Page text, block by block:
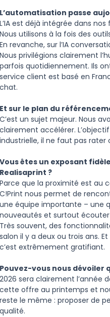
L’automatisation passe
L’IA est déjà intégrée dans
Nous utilisons à la fois des
En revanche, sur l’IA
Nous privilégions clairement
parfois quotidiennement. Ils
service client est basé en
chat.
Et sur le plan du
C’est un sujet majeur. Nous
clairement accélérer.
industrielle, il ne faut pas rater
Vous êtes un exposant
Realisaprint ?
Parce que la proximité est au
C!Print nous permet de
une équipe importante – une
nouveautés et surtout écouter
Très souvent, des
salon il y a deux ou trois ans.
c’est extrêmement gratifiant.
Pouvez-vous nous dévoiler
2026 sera clairement l’année
cette offre au printemps et
reste le même : proposer de
qualité.